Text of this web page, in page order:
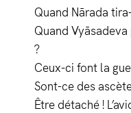
Quand Nārada
Quand
?
Ceux-ci font la
Sont-ce des
Être détaché !